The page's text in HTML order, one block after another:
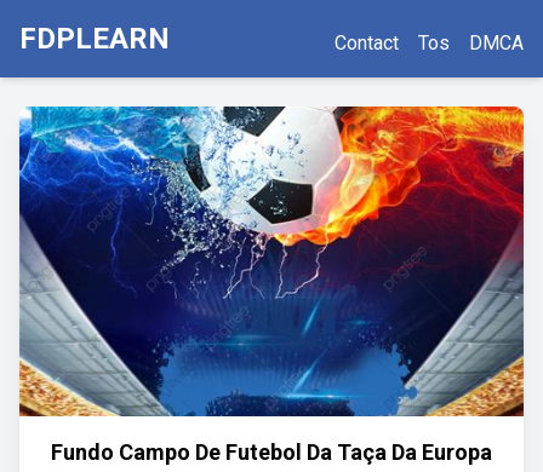
FDPLEARN Contact Tos DMCA
Fundo Campo De Futebol Da Taça Da Europa